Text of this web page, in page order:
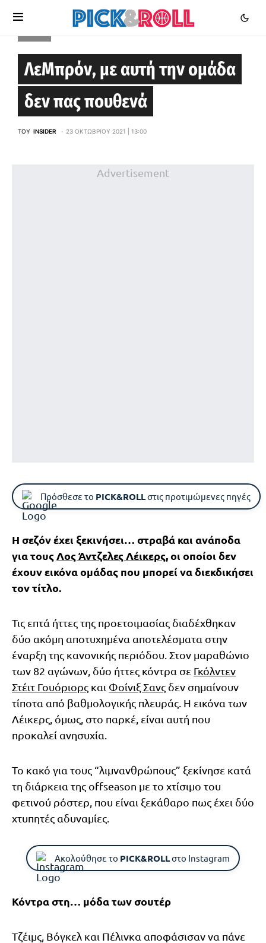
ΛεΜπρόν, με αυτή την ομάδα
δεν πας πουθενά
ΤΟΥ INSIDER 23 ΟΚΤΩΒΡΊΟΥ 2021 | 13:00
Advertisement
Πρόσθεσε το PICK&ROLLστις προτιμώμενες πηγές
Η σεζόν έχει ξεκινήσει… στραβά και ανάποδα
για τους Λος Άντζελες Λέικερς, οι οποίοι δεν
έχουν εικόνα ομάδας που μπορεί να διεκδικήσει
τον τίτλο.
Τις επτά ήττες της προετοιμασίας διαδέχθηκαν
δύο ακόμη αποτυχημένα αποτελέσματα στην
έναρξη της κανονικής περιόδου. Στον μαραθώνιο
των 82 αγώνων, δύο ήττες κόντρα σε Γκόλντεν
Στέιτ Γουόριορς και Φοίνιξ Σανς δεν σημαίνουν
τίποτα από βαθμολογικής πλευράς. Η εικόνα των
Λέικερς, όμως, στο παρκέ, είναι αυτή που
προκαλεί ανησυχία.
Το κακό για τους “λιμνανθρώπους” ξεκίνησε κατά
τη διάρκεια της offseason με το χτίσιμο του
φετινού ρόστερ, που είναι ξεκάθαρο πως έχει δύο
χτυπητές αδυναμίες.
Ακολούθησε το PICK&ROLLστο Instagram
Κόντρα στη… μόδα των σουτέρ
Τζέιμς, Βόγκελ και Πέλινκα αποφάσισαν να πάνε